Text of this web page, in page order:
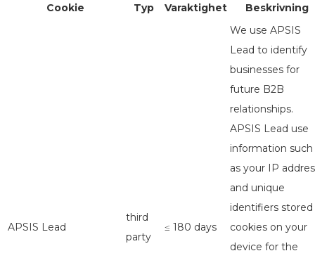
Cookie Typ Varaktighet Beskrivning
APSIS Lead
third
party
≤ 180 days
We use APSIS
Lead to identify
businesses for
future B2B
relationships.
APSIS Lead use
information such
as your IP
and unique
identifiers stored
cookies on your
device for the